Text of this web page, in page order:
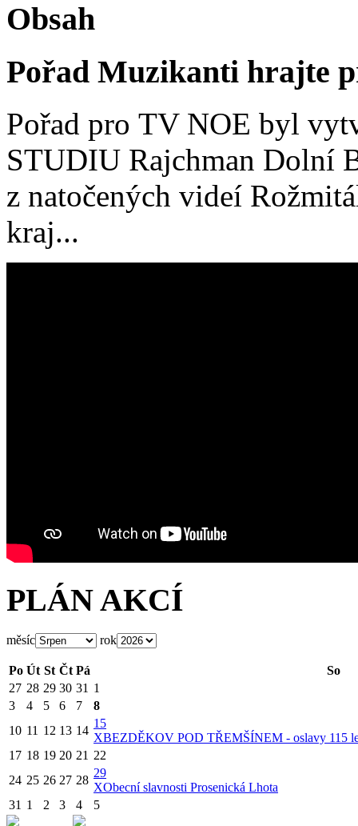
Obsah
Pořad Muzikanti hrajte
Pořad pro TV NOE byl
STUDIU Rajchman Dolní
z natočených videí
kraj...
PLÁN AKCÍ
měsíc rok
Po Út St Čt Pá
So
27 28 29 30 31 1
3
4 5 6 7
8
10 11 12 13 14
15
XBEZDĚKOV POD TŘEMŠÍNEM - oslavy 115
17 18 19 20 21 22
24 25 26 27 28
29
XObecní slavnosti Prosenická Lhota
31 1 2 3 4 5